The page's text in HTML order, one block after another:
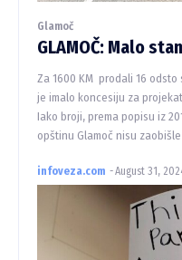
Glamoč
GLAMOČ: Malo
Za 1600 KM prodali 16
je imalo koncesiju za
Iako broji, prema popisu iz
opštinu Glamoč nisu
infoveza.com -August 31,